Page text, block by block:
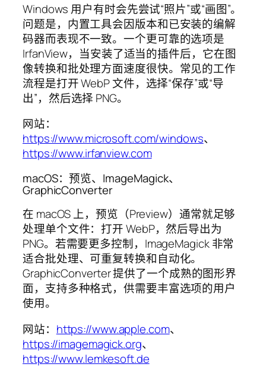
Windows 用户有时会先尝试“照片”或“画图”。
问题是，内置工具会因版本和已安装的编解
码器而表现不一致。一个更可靠的选项是
IrfanView，当安装了适当的插件后，它在图
像转换和批处理方面速度很快。常见的工作
流程是打开 WebP 文件，选择“保存”或“导
出”，然后选择 PNG。
网站：
https://www.microsoft.com/windows、
https://www.irfanview.com
macOS：预览、ImageMagick、
GraphicConverter
在 macOS 上，预览（Preview）通常就足够
处理单个文件：打开 WebP，然后导出为
PNG。若需要更多控制，ImageMagick 非常
适合批处理、可重复转换和自动化。
GraphicConverter 提供了一个成熟的图形界
面，支持多种格式，供需要丰富选项的用户
使用。
网站： https://www.apple.com、
https://imagemagick.org、
https://www.lemkesoft.de